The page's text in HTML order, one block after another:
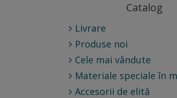
Catalog
Livrare
Produse noi
Cele mai vândute
Materiale speciale în
Accesorii de elită